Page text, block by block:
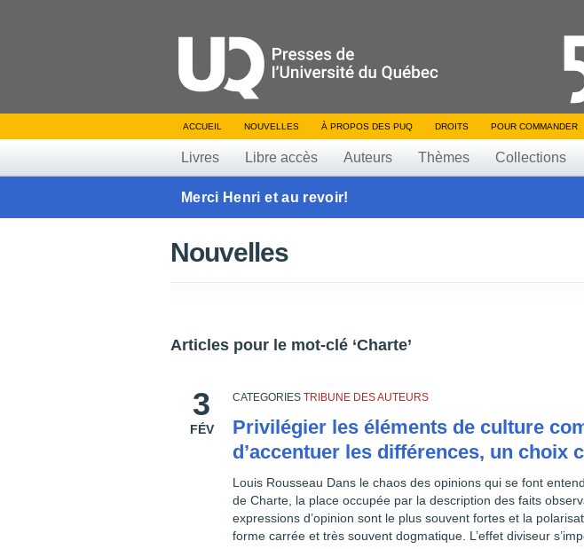
ACCUEIL NOUVELLES À PROPOS DES PUQ DROITS POUR COMMANDER
Livres Libre accès Auteurs Thèmes Collections
Merci Henri et au revoir!
Nouvelles
Articles pour le mot-clé ‘Charte’
3
FÉV
CATEGORIES TRIBUNE DES AUTEURS
Privilégier les éléments de culture
d’accentuer les différences, un choix
Louis Rousseau Dans le chaos des opinions qui se font
de Charte, la place occupée par la description des faits
expressions d’opinion sont le plus souvent fortes et la
forme carrée et très souvent dogmatique. L’effet diviseur